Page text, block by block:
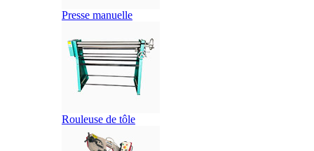
Presse manuelle
Rouleuse de tôle